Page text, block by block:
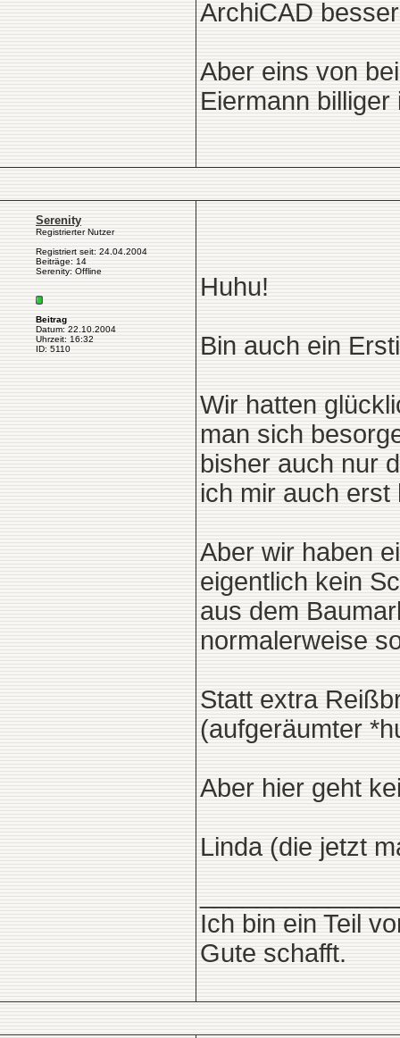
ArchiCAD
Aber eins von
Eiermann billiger
Serenity
Registrierter Nutzer
Registriert seit: 24.04.2004
Beiträge: 14
Serenity: Offline
Beitrag
Datum: 22.10.2004
Uhrzeit: 16:32
ID: 5110
Huhu!
Bin auch ein
Wir hatten
man sich
bisher auch nur
ich mir auch erst
Aber wir haben
eigentlich kein
aus dem
normalerweise
Statt extra
(aufgeräumter
Aber hier geht
Linda (die jetzt
Ich bin ein Teil
Gute schafft.